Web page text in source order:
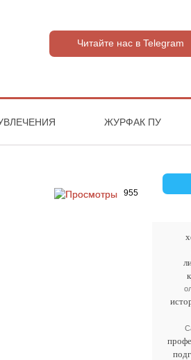
Читайте нас в Telegram
ЖУРФАК ПУ
955